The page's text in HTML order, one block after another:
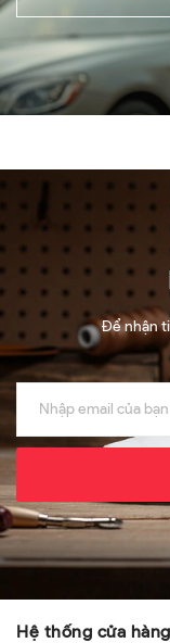
Để nhận
Hệ thống cửa hàng